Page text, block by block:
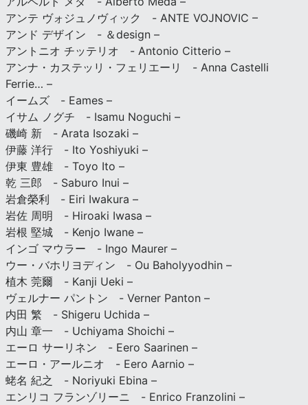
アンテ ヴォジュノヴィック - ANTE VOJNOVIC –
アンド デザイン - ＆design –
アントニオ チッテリオ - Antonio Citterio –
アンナ・カステッリ・フェリエーリ - Anna Castelli
Ferrie… –
イームズ - Eames –
イサム ノグチ - Isamu Noguchi –
磯崎 新 - Arata Isozaki –
伊藤 洋行 - Ito Yoshiyuki –
伊東 豊雄 - Toyo Ito –
乾 三郎 - Saburo Inui –
岩倉榮利 - Eiri Iwakura –
岩佐 周明 - Hiroaki Iwasa –
岩根 堅城 - Kenjo Iwane –
インゴ マウラー - Ingo Maurer –
ウー・バホリヨディン - Ou Baholyyodhin –
植木 莞爾 - Kanji Ueki –
ヴェルナー パントン - Verner Panton –
内田 繁 - Shigeru Uchida –
内山 章一 - Uchiyama Shoichi –
エーロ サーリネン - Eero Saarinen –
エーロ・アールニオ - Eero Aarnio –
蛯名 紀之 - Noriyuki Ebina –
エンリコ フランゾリーニ - Enrico Franzolini –